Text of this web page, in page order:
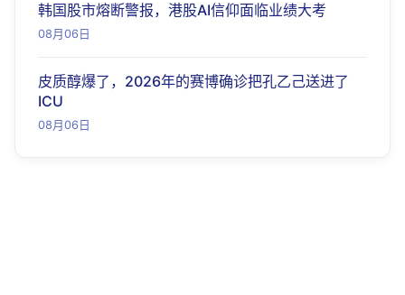
韩国股市熔断警报，港股AI信仰面临业绩大考
08月06日
皮质醇爆了，2026年的赛博确诊把孔乙己送进了
ICU
08月06日